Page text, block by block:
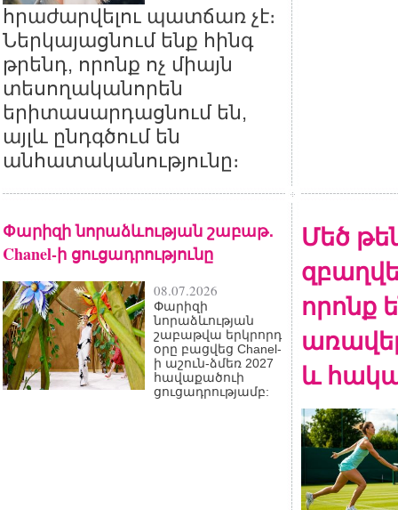
հրաժարվելու պատճառ չէ։
Ներկայացնում ենք հինգ
թրենդ, որոնք ոչ միայն
տեսողականորեն
երիտասարդացնում են,
այլև ընդգծում են
անհատականությունը։
Փարիզի նորաձևության շաբաթ․
Chanel-ի ցուցադրությունը
08.07.2026
Փարիզի
նորաձևության
շաբաթվա երկրորդ
օրը բացվեց Chanel-
ի աշուն-ձմեռ 2027
հավաքածուի
ցուցադրությամբ:
Մեծ
որոնք
և